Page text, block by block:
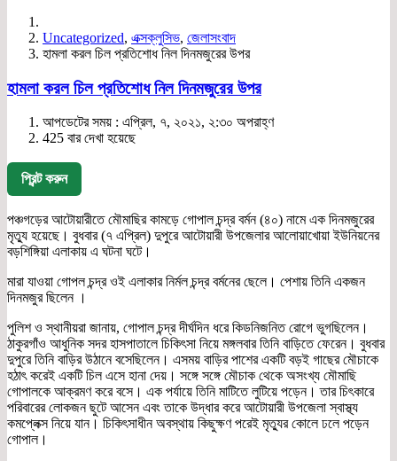
Uncategorized, এক্সক্লুসিভ, জেলাসংবাদ
হামলা করল চিল প্রতিশোধ নিল দিনমজুরের উপর
হামলা করল চিল প্রতিশোধ নিল দিনমজুরের উপর
আপডেটের সময় : এপ্রিল, ৭, ২০২১, ২:৩০ অপরাহ্ণ
425 বার দেখা হয়েছে
প্রিন্ট করুন
পঞ্চগড়ের আটোয়ারীতে মৌমাছির কামড়ে গোপাল চন্দ্র বর্মন (৪০) নামে এক দিনমজুরের
মৃত্যু হয়েছে। বুধবার (৭ এপ্রিল) দুপুরে আটোয়ারী উপজেলার আলোয়াখোয়া ইউনিয়নের
বড়শিঙ্গিয়া এলাকায় এ ঘটনা ঘটে।
মারা যাওয়া গোপল চন্দ্র ওই এলাকার নির্মল চন্দ্র বর্মনের ছেলে। পেশায় তিনি একজন
দিনমজুর ছিলেন ।
পুলিশ ও স্থানীয়রা জানায়, গোপাল চন্দ্র দীর্ঘদিন ধরে কিডনিজনিত রোগে ভুগছিলেন।
ঠাকুরগাঁও আধুনিক সদর হাসপাতালে চিকিৎসা নিয়ে মঙ্গলবার তিনি বাড়িতে ফেরেন। বুধবার
দুপুরে তিনি বাড়ির উঠানে বসেছিলেন। এসময় বাড়ির পাশের একটি বড়ই গাছের মৌচাকে
হঠাৎ করেই একটি চিল এসে হানা দেয়। সঙ্গে সঙ্গে মৌচাক থেকে অসংখ্য মৌমাছি
গোপালকে আক্রমণ করে বসে। এক পর্যায়ে তিনি মাটিতে লুটিয়ে পড়েন। তার চিৎকারে
পরিবারের লোকজন ছুটে আসেন এবং তাকে উদ্ধার করে আটোয়ারী উপজেলা স্বাস্থ্য
কমপ্লেক্স নিয়ে যান। চিকিৎসাধীন অবস্থায় কিছুক্ষণ পরেই মৃত্যুর কোলে ঢলে পড়েন
গোপাল।